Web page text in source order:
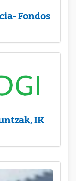
Fondos
IK